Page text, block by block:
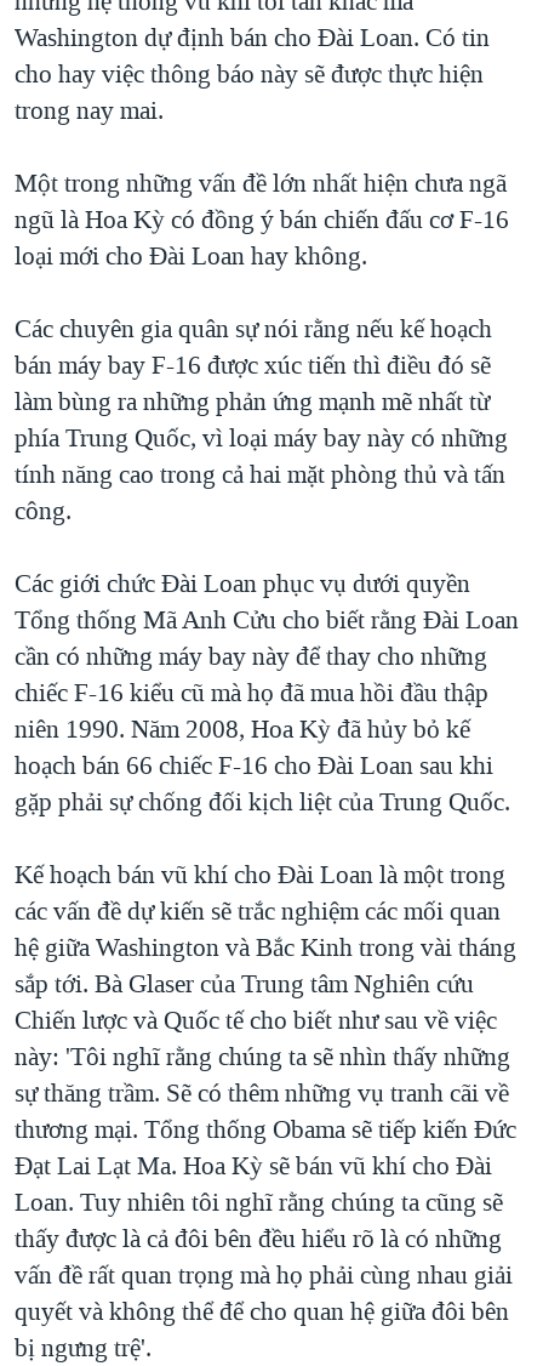
Washington dự định bán cho Đài Loan. Có tin
cho hay việc thông báo này sẽ được thực hiện
trong nay mai.
Một trong những vấn đề lớn nhất hiện chưa ngã
ngũ là Hoa Kỳ có đồng ý bán chiến đấu cơ F-16
loại mới cho Đài Loan hay không.
Các chuyên gia quân sự nói rằng nếu kế hoạch
bán máy bay F-16 được xúc tiến thì điều đó sẽ
làm bùng ra những phản ứng mạnh mẽ nhất từ
phía Trung Quốc, vì loại máy bay này có những
tính năng cao trong cả hai mặt phòng thủ và tấn
công.
Các giới chức Đài Loan phục vụ dưới quyền
Tổng thống Mã Anh Cửu cho biết rằng Đài Loan
cần có những máy bay này để thay cho những
chiếc F-16 kiểu cũ mà họ đã mua hồi đầu thập
niên 1990. Năm 2008, Hoa Kỳ đã hủy bỏ kế
hoạch bán 66 chiếc F-16 cho Đài Loan sau khi
gặp phải sự chống đối kịch liệt của Trung Quốc.
Kế hoạch bán vũ khí cho Đài Loan là một trong
các vấn đề dự kiến sẽ trắc nghiệm các mối quan
hệ giữa Washington và Bắc Kinh trong vài tháng
sắp tới. Bà Glaser của Trung tâm Nghiên cứu
Chiến lược và Quốc tế cho biết như sau về việc
này: 'Tôi nghĩ rằng chúng ta sẽ nhìn thấy những
sự thăng trầm. Sẽ có thêm những vụ tranh cãi về
thương mại. Tổng thống Obama sẽ tiếp kiến Đức
Đạt Lai Lạt Ma. Hoa Kỳ sẽ bán vũ khí cho Đài
Loan. Tuy nhiên tôi nghĩ rằng chúng ta cũng sẽ
thấy được là cả đôi bên đều hiểu rõ là có những
vấn đề rất quan trọng mà họ phải cùng nhau giải
quyết và không thể để cho quan hệ giữa đôi bên
bị ngưng trệ'.